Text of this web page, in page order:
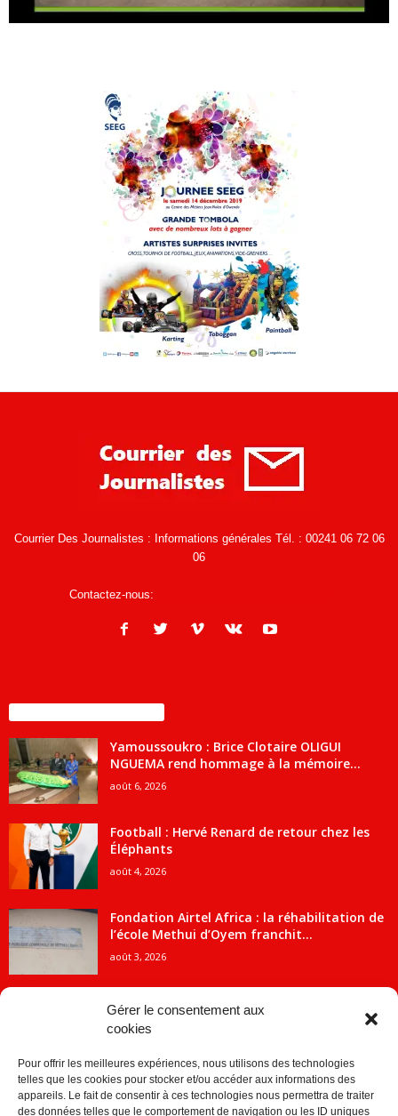
Gérer le consentement aux
cookies
Pour offrir les meilleures expériences, nous utilisons des technologies
telles que les cookies pour stocker et/ou accéder aux informations des
appareils. Le fait de consentir à ces technologies nous permettra de traiter
des données telles que le comportement de navigation ou les ID uniques
Courrier Des Journalistes : Informations générales Tél. : 00241 06 72 06
06
Contactez-nous:
Yamoussoukro : Brice Clotaire OLIGUI
NGUEMA rend hommage à la mémoire...
août 6, 2026
Football : Hervé Renard de retour chez les
Éléphants
août 4, 2026
Fondation Airtel Africa : la réhabilitation de
l’école Methui d’Oyem franchit...
août 3, 2026
ACTUALITES
Economie 2091